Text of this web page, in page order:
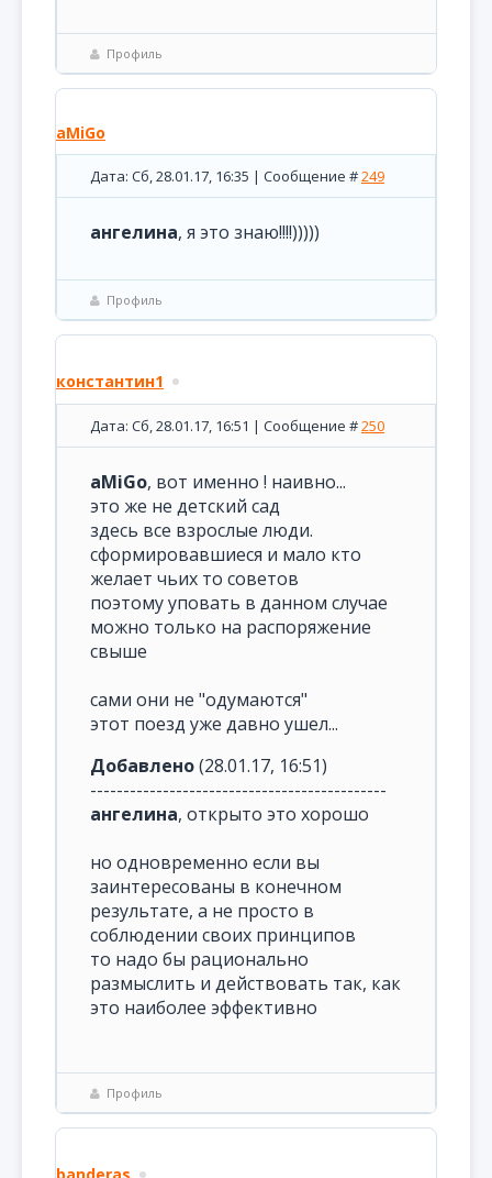
Профиль
aMiGo
Дата: Сб, 28.01.17, 16:35 | Сообщение #249
ангелина, я это знаю!!!!)))))
Профиль
константин1
Дата: Сб, 28.01.17, 16:51 | Сообщение #250
aMiGo, вот именно ! наивно...
это же не детский сад
здесь все взрослые люди.
сформировавшиеся и мало кто
желает чьих то советов
поэтому уповать в данном случае
можно только на распоряжение
свыше
сами они не "одумаются"
этот поезд уже давно ушел...
Добавлено(28.01.17, 16:51)
---------------------------------------------
ангелина, открыто это хорошо
но одновременно если вы
заинтересованы в конечном
результате, а не просто в
соблюдении своих принципов
то надо бы рационально
размыслить и действовать так, как
это наиболее эффективно
Профиль